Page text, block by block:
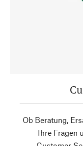
Ob Beratung,
Ihre Fragen